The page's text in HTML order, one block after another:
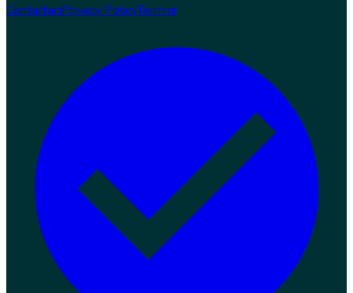
ContattaciPrivacy PolicyTermini